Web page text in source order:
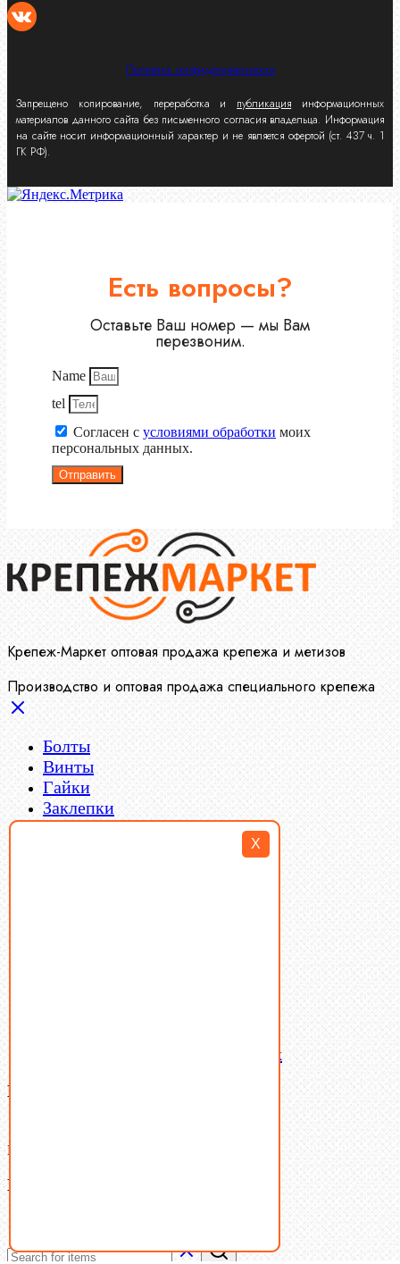
X
Политика конфиденциальности
Запрещено копирование, переработка и публикация информационных
материалов данного сайта без письменного согласия владельца. Информация
на сайте носит информационный характер и не является офертой (ст. 437 ч. 1
ГК РФ).
Есть вопросы?
Оставьте Ваш номер — мы Вам
перезвоним.
Name
tel
Согласен с условиями обработки моих
персональных данных.
Отправить
Крепеж-Маркет оптовая продажа крепежа и метизов
Производство и оптовая продажа специального крепежа
Болты
Винты
Гайки
Заклепки
Пресс-масленки
Латунный и бронзовый крепеж
Ваша корзина
В корзине нет товаров.
Поиск